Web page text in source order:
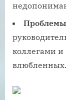
Проблемы
коллегами и
влюбленных.